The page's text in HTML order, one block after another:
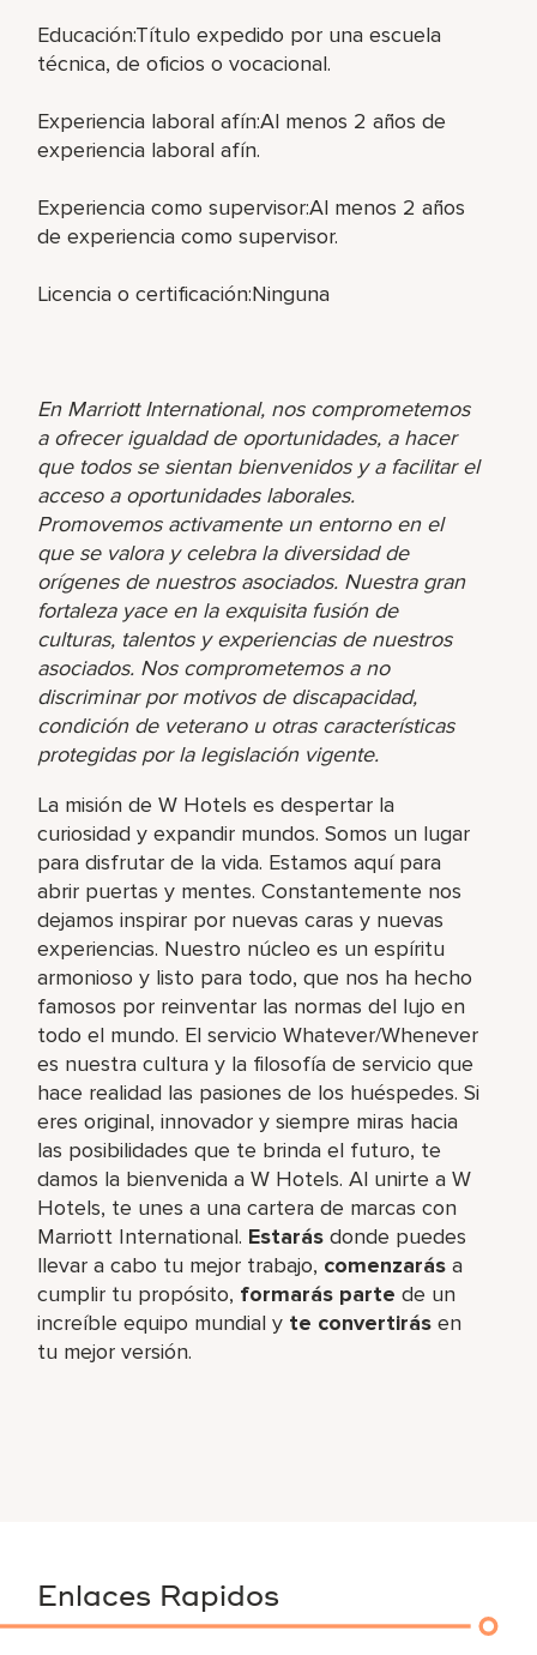
Educación:Título expedido por una escuela
técnica, de oficios o vocacional.
Experiencia laboral afín:Al menos 2 años de
experiencia laboral afín.
Experiencia como supervisor:Al menos 2 años
de experiencia como supervisor.
Licencia o certificación:Ninguna
En Marriott International, nos comprometemos
a ofrecer igualdad de oportunidades, a hacer
que todos se sientan bienvenidos y a facilitar el
acceso a oportunidades laborales.
Promovemos activamente un entorno en el
que se valora y celebra la diversidad de
orígenes de nuestros asociados. Nuestra gran
fortaleza yace en la exquisita fusión de
culturas, talentos y experiencias de nuestros
asociados. Nos comprometemos a no
discriminar por motivos de discapacidad,
condición de veterano u otras características
protegidas por la legislación vigente.
La misión de W Hotels es despertar la
curiosidad y expandir mundos. Somos un lugar
para disfrutar de la vida. Estamos aquí para
abrir puertas y mentes. Constantemente nos
dejamos inspirar por nuevas caras y nuevas
experiencias. Nuestro núcleo es un espíritu
armonioso y listo para todo, que nos ha hecho
famosos por reinventar las normas del lujo en
todo el mundo. El servicio Whatever/Whenever
es nuestra cultura y la filosofía de servicio que
hace realidad las pasiones de los huéspedes. Si
eres original, innovador y siempre miras hacia
las posibilidades que te brinda el futuro, te
damos la bienvenida a W Hotels. Al unirte a W
Hotels, te unes a una cartera de marcas con
Marriott International. Estarás donde puedes
llevar a cabo tu mejor trabajo,​ comenzarás a
cumplir tu propósito, formarás parte de un
increíble​ equipo mundial y te convertirás en
tu mejor versión.
Enlaces Rapidos